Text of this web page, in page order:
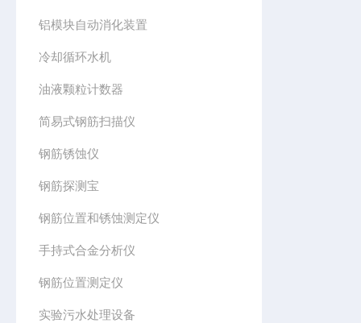
铝模块自动消化装置
冷却循环水机
油液颗粒计数器
简易式钢筋扫描仪
钢筋锈蚀仪
钢筋探测宝
钢筋位置和锈蚀测定仪
手持式合金分析仪
钢筋位置测定仪
实验污水处理设备